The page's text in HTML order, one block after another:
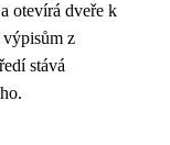
otevírá dveře k
z
stává